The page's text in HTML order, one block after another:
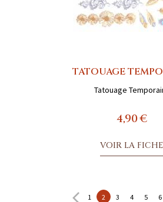
TATOUAGE
Tatouage
4,90 €
VOIR LA FICHE
1 2 3 4 5 6